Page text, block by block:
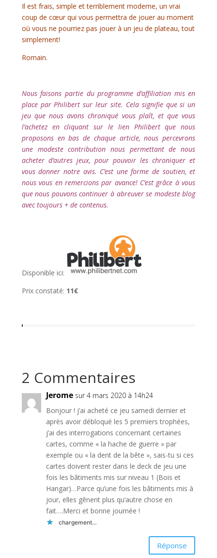
Il est frais, simple et terriblement moderne, un vrai
coup de cœur qui vous permettra de jouer au moment
où vous ne pourriez pas jouer à un jeu de plateau, tout
simplement!
Romain.
Nous faisons partie du programme d’affiliation mis en
place par Philibert sur leur site. Cela signifie que si un
jeu que nous avons chroniqué vous plaît, et que vous
l’achetez en cliquant sur le lien Philibert que nous
proposons en bas de chaque article, nous percevrons
une modeste contribution nous permettant de nous
acheter d’autres jeux, pour pouvoir les chroniquer et
vous donner notre avis. C’est une forme de soutien, et
nous vous en remercions par avance! C’est grâce à vous
que nous pouvons continuer à abreuver se modeste blog
avec toujours + de contenus.
Disponible ici:
Prix constaté: 11€
2 Commentaires
Jerome sur 4 mars 2020 à 14h24
Bonjour ! j’ai acheté ce jeu samedi dernier et
après avoir débloqué les 5 premiers trophées,
j’ai des interrogations concernant certaines
cartes, comme « la hache de guerre » par
exemple ou « la dent de la bête », sais-tu si ces
cartes doivent rester dans le deck de jeu une
fois les bâtiments mis sur niveau 1 (Bois et
Hangar)…Parce qu’une fois les bâtiments mis à
jour, elles gênent plus qu’autre chose en
fait….Merci et bonne journée !
chargement…
Réponse